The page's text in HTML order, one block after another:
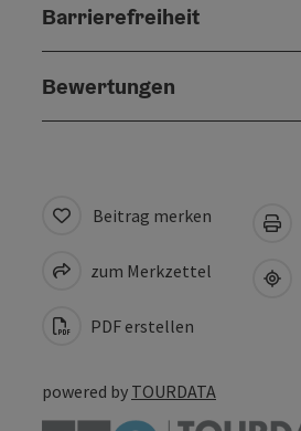
Barrierefreiheit
Bewertungen
Beitrag merken
zum Merkzettel
PDF erstellen
powered by TOURDATA